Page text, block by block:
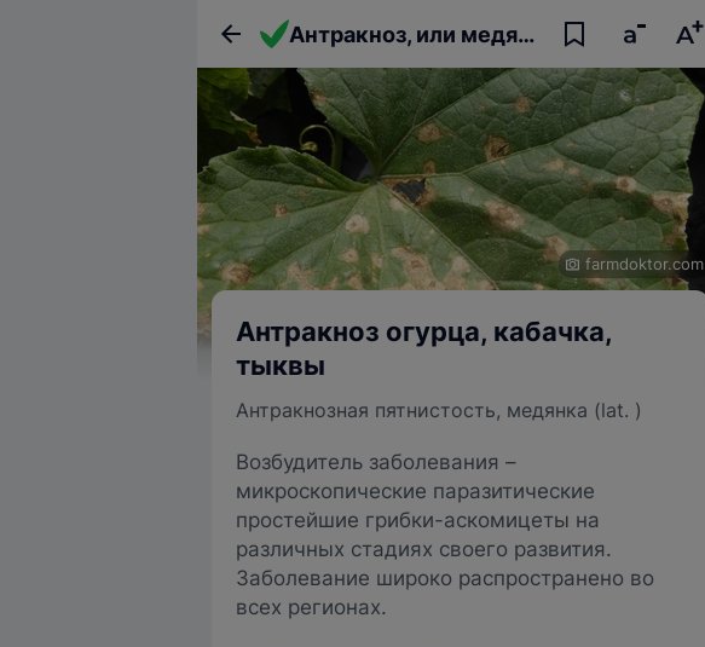
Антракноз, или медянка огурца кабачка, тыквы
farmdoktor.com
Антракноз огурца, кабачка,
тыквы
Антракнозная пятнистость, медянка (lat. )
Возбудитель заболевания –
микроскопические паразитические
простейшие грибки-аскомицеты на
различных стадиях своего развития.
Заболевание широко распространено во
всех регионах.